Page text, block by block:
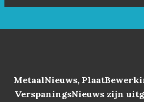
MetaalNieuws,
VerspaningsNieuws zijn